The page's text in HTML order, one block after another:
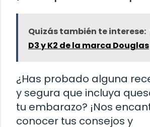
Quizás también te interese:
D3 y K2 de la marca Douglas
¿Has probado alguna
y segura que incluya
tu embarazo? ¡Nos
conocer tus consejos y